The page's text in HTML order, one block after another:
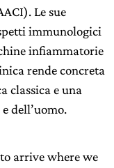
Le sue
immunologici
infiammatorie
rende concreta
classica e una
dell’uomo.
arrive where we